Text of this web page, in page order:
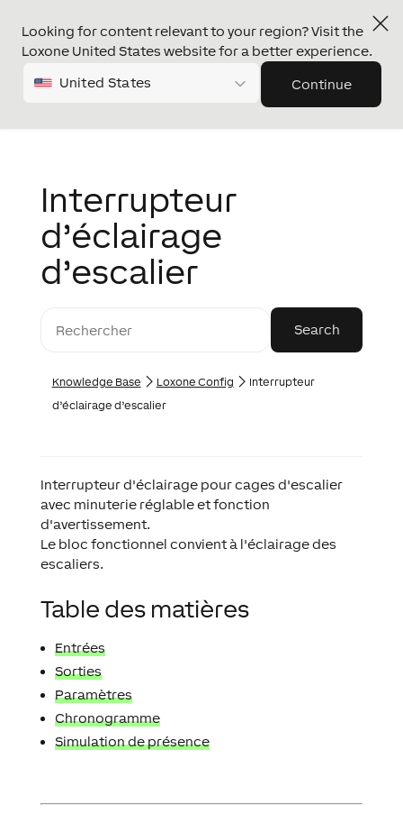
Looking for content relevant to your region? Visit the
Loxone United States website for a better experience.
United States Continue
Interrupteur
d’éclairage
d’escalier
Knowledge Base Loxone Config
Interrupteur
d’éclairage d’escalier
Interrupteur d'éclairage pour cages d'escalier
avec minuterie réglable et fonction
d'avertissement.
Le bloc fonctionnel convient à l'éclairage des
escaliers.
Table des matières
Entrées
Sorties
Paramètres
Chronogramme
Simulation de présence